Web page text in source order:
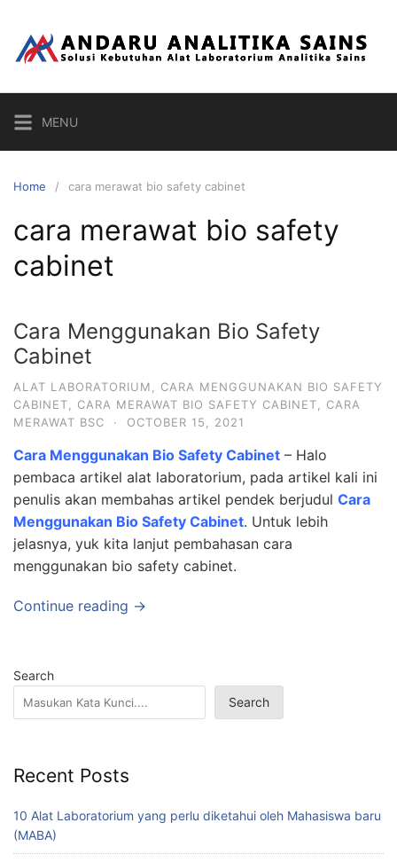
content
MENU
Home cara merawat bio safety cabinet
cara merawat bio safety
cabinet
Cara Menggunakan Bio Safety
Cabinet
ALAT LABORATORIUM
CARA MENGGUNAKAN BIO SAFETY
CABINET
CARA MERAWAT BIO SAFETY CABINET
CARA
MERAWAT BSC
· OCTOBER 15, 2021
Cara Menggunakan Bio Safety Cabinet – Halo
pembaca artikel alat laboratorium, pada artikel kali ini
penulis akan membahas artikel pendek berjudul Cara
Menggunakan Bio Safety Cabinet. Untuk lebih
jelasnya, yuk kita lanjut pembahasan cara
menggunakan bio safety cabinet.
Continue reading →
Search
Search
Recent Posts
10 Alat Laboratorium yang perlu diketahui oleh Mahasiswa baru
(MABA)